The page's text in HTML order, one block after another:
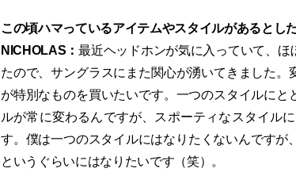
この頃ハマっているアイテムやスタイルがあるとし
NICHOLAS：最近ヘッドホンが気に入っていて、
たので、サングラスにまた関心が湧いてきました
が特別なものを買いたいです。一つのスタイルに
ルが常に変わるんですが、スポーティなスタイル
す。僕は一つのスタイルにはなりたくないんですが
というぐらいにはなりたいです（笑）。